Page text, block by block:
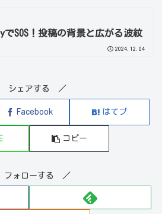
でSOS！投稿の背景と広がる波紋
2024.12.04
シェアする ／
Facebook はてブ
コピー
ォローする ／